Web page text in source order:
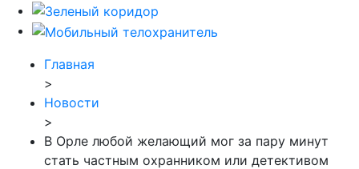
Главная
>
Новости
>
В Орле любой желающий мог за пару минут
стать частным охранником или детективом